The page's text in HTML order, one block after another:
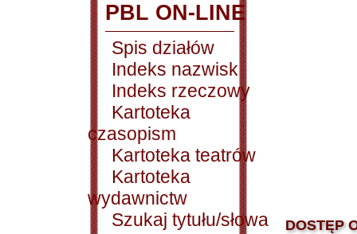
PBL ON-LINE
Spis działów
Indeks nazwisk
Indeks rzeczowy
Kartoteka
czasopism
Kartoteka teatrów
Kartoteka
wydawnictw
Szukaj tytułu/słowa
DOSTĘP